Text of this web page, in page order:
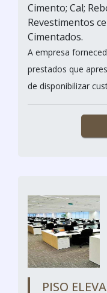
Cimento; Cal;
Revestimentos
Cimentados.
A empresa
prestados que
de disponibilizar
PISO